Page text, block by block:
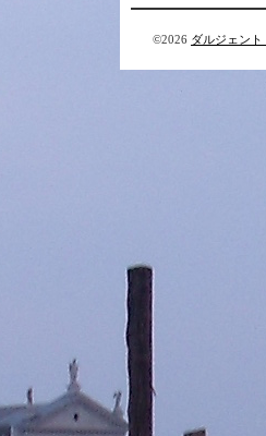
©2026 ダルジェント